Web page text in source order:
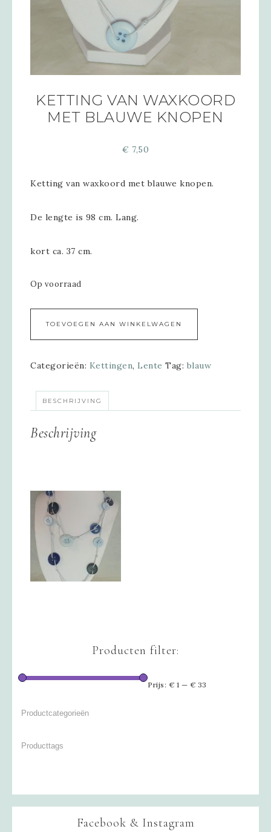
KETTING VAN WAXKOORD
MET BLAUWE KNOPEN
€ 7,50
Ketting van waxkoord met blauwe knopen.
De lengte is 98 cm. Lang.
kort ca. 37 cm.
Op voorraad
TOEVOEGEN AAN WINKELWAGEN
Categorieën: Kettingen, Lente Tag: blauw
BESCHRIJVING
Beschrijving
Producten filter:
Prijs: € 1 — € 33
Facebook & Instagram